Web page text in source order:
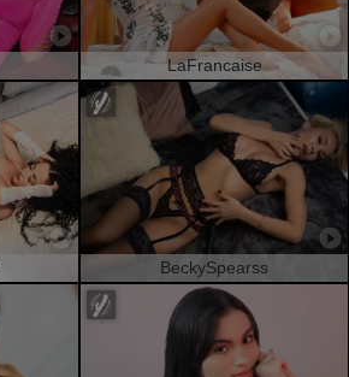
LaFrancaise
BeckySpearss